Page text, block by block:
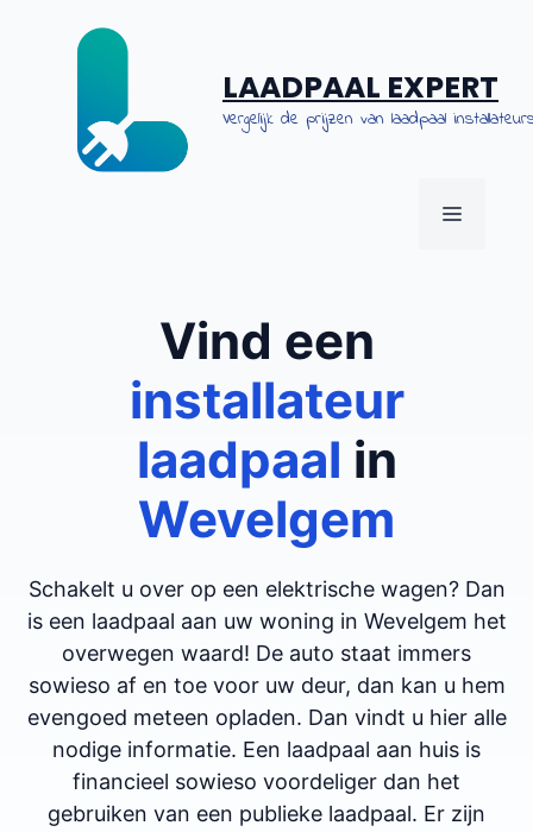
LAADPAAL EXPERT
Vergelijk de prijzen van laadpaal
MENU
Vind een
installateur
laadpaal in
Wevelgem
Schakelt u over op een elektrische wagen? Dan
is een laadpaal aan uw woning in Wevelgem het
overwegen waard! De auto staat immers
sowieso af en toe voor uw deur, dan kan u hem
evengoed meteen opladen. Dan vindt u hier alle
nodige informatie. Een laadpaal aan huis is
financieel sowieso voordeliger dan het
gebruiken van een publieke laadpaal. Er zijn